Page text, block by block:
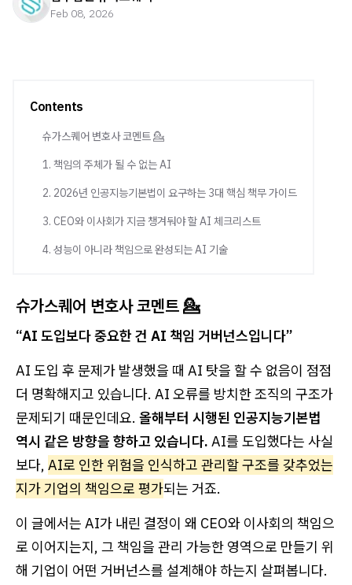
Feb 08, 2026
Contents
슈가스퀘어 변호사 코멘트 💁
1. 책임의 주체가 될 수 없는 AI
2. 2026년 인공지능기본법이 요구하는 3대 핵심 책무 가이드
3. CEO와 이사회가 지금 챙겨둬야 할 AI 체크리스트
4. 성능이 아니라 책임으로 완성되는 AI 기술
슈가스퀘어 변호사 코멘트 💁
“AI 도입보다 중요한 건 AI 책임 거버넌스입니다”
AI 도입 후 문제가 발생했을 때 AI 탓을 할 수 없음이 점점
더 명확해지고 있습니다. AI 오류를 방치한 조직의 구조가
문제되기 때문인데요. 올해부터 시행된 인공지능기본법
역시 같은 방향을 향하고 있습니다. AI를 도입했다는 사실
보다, AI로 인한 위험을 인식하고 관리할 구조를 갖추었는
지가 기업의 책임으로 평가되는 거죠.
이 글에서는 AI가 내린 결정이 왜 CEO와 이사회의 책임으
로 이어지는지, 그 책임을 관리 가능한 영역으로 만들기 위
해 기업이 어떤 거버넌스를 설계해야 하는지 살펴봅니다.